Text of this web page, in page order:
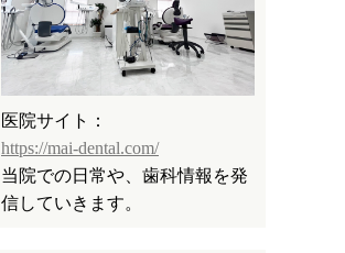
医院サイト：
https://mai-dental.com/
当院での日常や、歯科情報を発
信していきます。